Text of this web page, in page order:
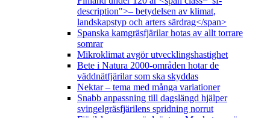
description">– betydelsen av klimat,
landskapstyp och arters särdrag</span>
Spanska kamgräsfjärilar hotas av allt torrare
somrar
Mikroklimat avgör utvecklingshastighet
Bete i Natura 2000-områden hotar de
väddnätfjärilar som ska skyddas
Nektar – tema med många variationer
Snabb anpassning till dagslängd hjälper
svingelgräsfjärilens spridning norrut